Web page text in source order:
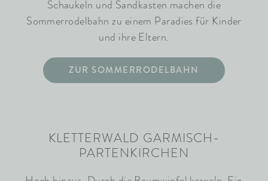
Schaukeln und Sandkasten machen die
Sommerrodelbahn zu einem Paradies für Kinder
und ihre Eltern.
ZUR SOMMERRODELBAHN
KLETTERWALD GARMISCH-
PARTENKIRCHEN